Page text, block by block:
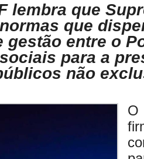
lembra que
que
gestão entre o
para a
não